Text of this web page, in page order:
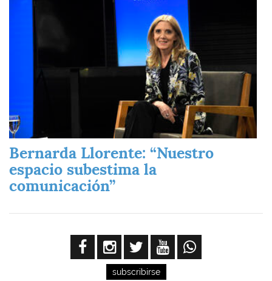
Bernarda Llorente: “Nuestro
espacio subestima la
comunicación”
subscribirse